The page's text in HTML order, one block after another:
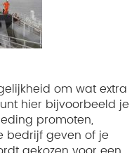
om wat extra
hier bijvoorbeeld je
promoten,
bedrijf geven of je